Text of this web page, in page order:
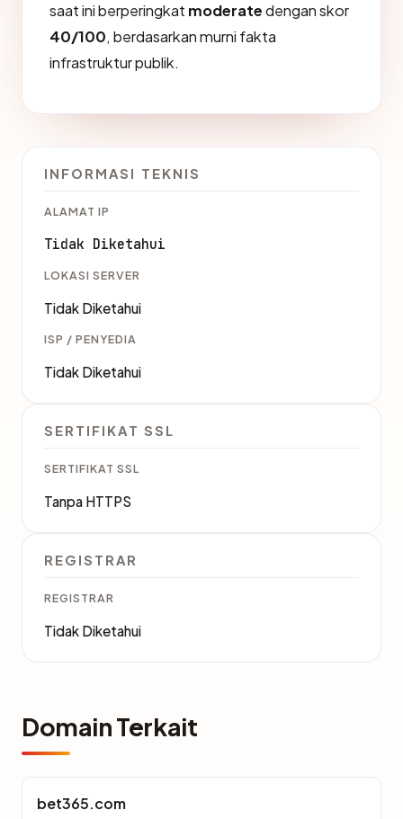
saat ini berperingkat moderatedengan skor
40/100, berdasarkan murni fakta
infrastruktur publik.
INFORMASI TEKNIS
ALAMAT IP
Tidak Diketahui
LOKASI SERVER
Tidak Diketahui
ISP / PENYEDIA
Tidak Diketahui
SERTIFIKAT SSL
SERTIFIKAT SSL
Tanpa HTTPS
REGISTRAR
REGISTRAR
Tidak Diketahui
Domain Terkait
bet365.com